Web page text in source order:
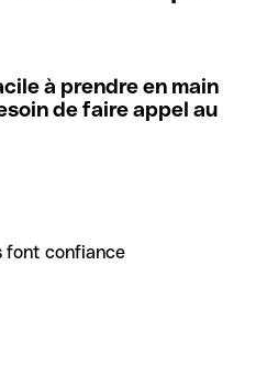
SWIFT que vous devriez
un outil de recherche de
SWIFT. Ainsi, vous pouvez
SWIFT avant de réaliser vos
à prendre en main
de faire appel au
font confiance